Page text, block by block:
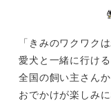
「きみのワクワク
愛犬と一緒に行け
全国の飼い主さん
おでかけが楽しみ